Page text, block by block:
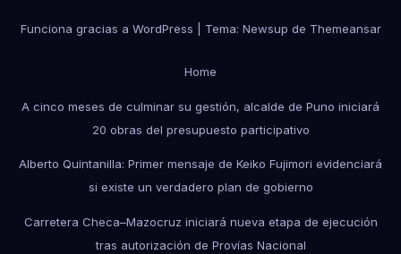
Funciona gracias a WordPress Tema: Newsup de Themeansar
Home
A cinco meses de culminar su gestión, alcalde de Puno iniciará
20 obras del presupuesto participativo
Alberto Quintanilla: Primer mensaje de Keiko Fujimori evidenciará
si existe un verdadero plan de gobierno
Carretera Checa–Mazocruz iniciará nueva etapa de ejecución
tras autorización de Provías Nacional